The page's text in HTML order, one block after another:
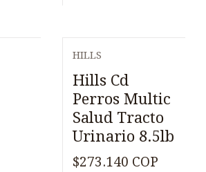
HILLS
Hills Cd
Perros Multic
Salud Tracto
Urinario 8.5lb
$273.140 COP